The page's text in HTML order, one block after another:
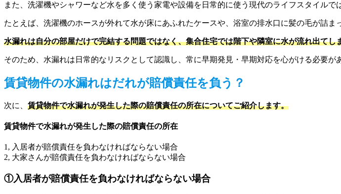
また、洗濯機やシャワーなど水を多く使う家電や設備を日常的に使う現代のライフスタイル
たとえば、洗濯機のホースが外れて水が床にあふれたケースや、浴室の排水口に髪の毛が詰
水漏れは自分の部屋だけで完結する問題ではなく、集合住宅では階下や隣室に水が流れ出て
そのため、水漏れは日常的なリスクとして認識し、常に早期発見・早期対応を心がける必要が
賃貸物件の水漏れはだれが賠償責任を負う？
次に、 賃貸物件で水漏れが発生した際の賠償責任の所在についてご紹介します。
賃貸物件で水漏れが発生した際の賠償責任の所在
1, 入居者が賠償責任を負わなければならない場合
2, 大家さんが賠償責任を負わなければならない場合
①入居者が賠償責任を負わなければならない場合